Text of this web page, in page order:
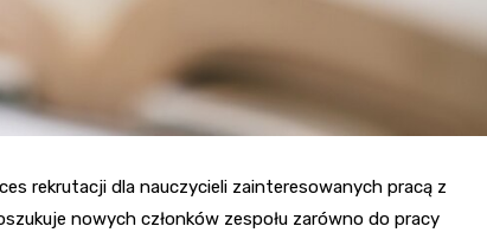
rekrutacji dla nauczycieli zainteresowanych pracą z
nowych członków zespołu zarówno do pracy